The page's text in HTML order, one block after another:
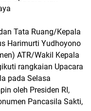
Tata Ruang/Kepala
Harimurti Yudhoyono
ATR/Wakil Kepala
rangkaian Upacara
pada Selasa
oleh Presiden RI,
Pancasila Sakti,